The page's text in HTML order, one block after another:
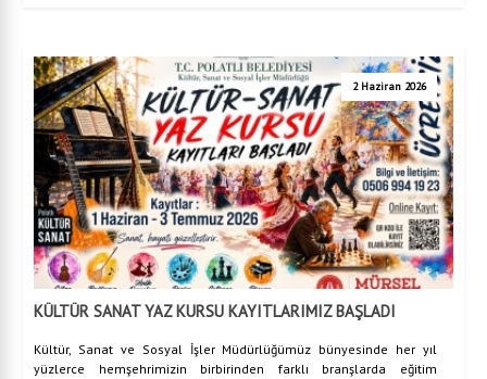
2 Haziran 2026
KÜLTÜR SANAT YAZ KURSU KAYITLARIMIZ BAŞLADI
Kültür, Sanat ve Sosyal İşler Müdürlüğümüz bünyesinde her yıl
yüzlerce hemşehrimizin birbirinden farklı branşlarda eğitim